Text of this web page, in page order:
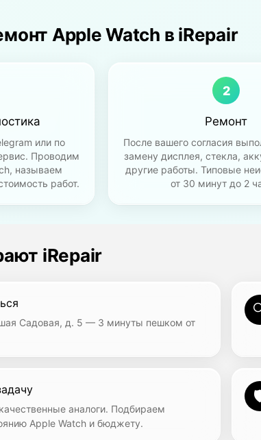
Apple Watch в iRepair
или по
Проводим
называем
работ.
2
Ремонт
После вашего согласия
замену дисплея, стекла,
другие работы. Типовые
от 30 минут до 2
iRepair
Садовая, д. 5 — 3 минуты пешком от
аналоги. Подбираем
Apple Watch и бюджету.